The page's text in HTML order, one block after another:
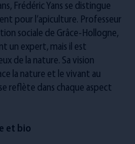
Frédéric Yans se distingue
pour l’apiculture. Professeur
sociale de Grâce-Hollogne,
un expert, mais il est
de la nature. Sa vision
la nature et le vivant au
reflète dans chaque aspect
et bio